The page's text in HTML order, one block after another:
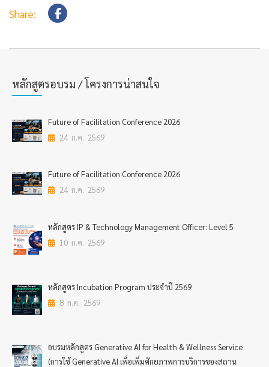
Share:
หลักสูตรอบรม / โครงการน่าสนใจ
Future of Facilitation Conference 2026
24 ก.ค. 2569
Future of Facilitation Conference 2026
24 ก.ค. 2569
หลักสูตร IP & Technology Management Officer: Level 5
10 ก.ค. 2569
หลักสูตร Incubation Program ประจำปี 2569
8 ก.ค. 2569
อบรมหลักสูตร Generative AI for Health & Wellness Service
(การใช้ Generative AI เพื่อเพิ่มศักยภาพการบริการของสถาน